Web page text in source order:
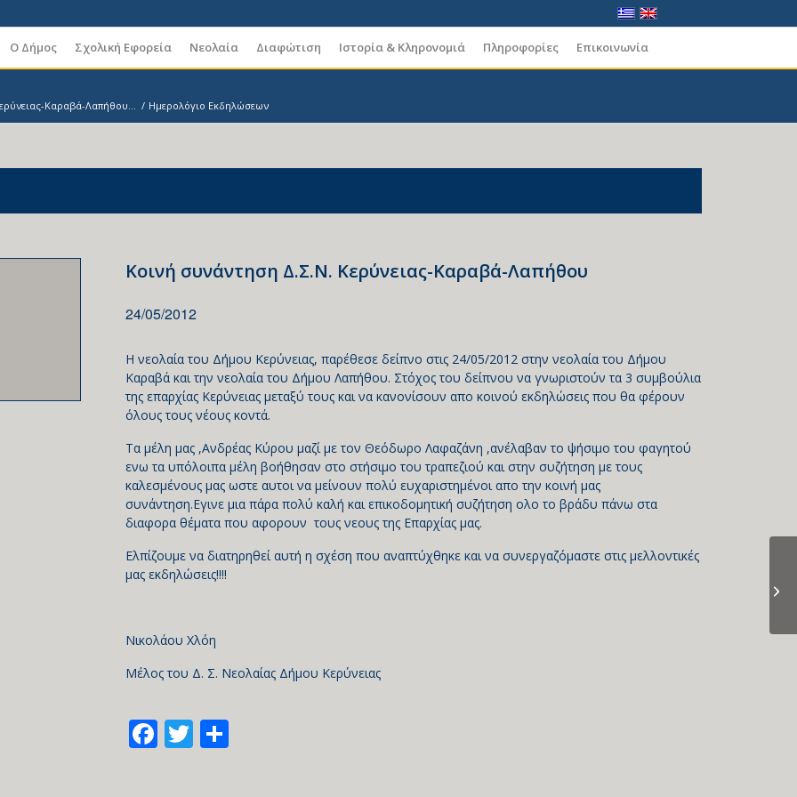
Ο Δήμος Σχολική Εφορεία Νεολαία Διαφώτιση Ιστορία & Κληρονομιά Πληροφορίες Επικοινωνία
Καραβά-Λαπήθου... / Ημερολόγιο Εκδηλώσεων
Κοινή συνάντηση Δ.Σ.Ν. Κερύνειας-Καραβά-Λαπήθου
24/05/2012
Η νεολαία του Δήμου Κερύνειας, παρέθεσε δείπνο στις 24/05/2012 στην νεολαία του Δήμου
Καραβά και την νεολαία του Δήμου Λαπήθου. Στόχος του δείπνου να γνωριστούν τα 3 συμβούλια
της επαρχίας Κερύνειας μεταξύ τους και να κανονίσουν απο κοινού εκδηλώσεις που θα φέρουν
όλους τους νέους κοντά.
Τα μέλη μας ,Ανδρέας Κύρου μαζί με τον Θεόδωρο Λαφαζάνη ,ανέλαβαν το ψήσιμο του φαγητού
ενω τα υπόλοιπα μέλη βοήθησαν στο στήσιμο του τραπεζιού και στην συζήτηση με τους
καλεσμένους μας ωστε αυτοι να μείνουν πολύ ευχαριστημένοι απο την κοινή μας
συνάντηση.Εγινε μια πάρα πολύ καλή και επικοδομητική συζήτηση ολο το βράδυ πάνω στα
διαφορα θέματα που αφορουν τους νεους της Επαρχίας μας.
Ελπίζουμε να διατηρηθεί αυτή η σχέση που αναπτύχθηκε και να συνεργαζόμαστε στις μελλοντικές
μας εκδηλώσεις!!!!
Νικολάου Χλόη
Μέλος του Δ. Σ. Νεολαίας Δήμου Κερύνειας
Facebook
Twitter